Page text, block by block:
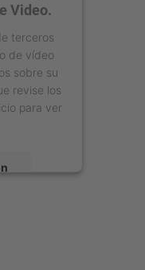
Video.
terceros
de vídeo
sobre su
revise los
para ver